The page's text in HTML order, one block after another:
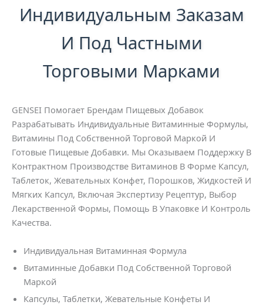
Индивидуальным Заказам
И Под Частными
Торговыми Марками
GENSEI Помогает Брендам Пищевых Добавок
Разрабатывать Индивидуальные Витаминные Формулы,
Витамины Под Собственной Торговой Маркой И
Готовые Пищевые Добавки. Мы Оказываем Поддержку В
Контрактном Производстве Витаминов В Форме Капсул,
Таблеток, Жевательных Конфет, Порошков, Жидкостей И
Мягких Капсул, Включая Экспертизу Рецептур, Выбор
Лекарственной Формы, Помощь В Упаковке И Контроль
Качества.
Индивидуальная Витаминная Формула
Витаминные Добавки Под Собственной Торговой
Маркой
Капсулы, Таблетки, Жевательные Конфеты И